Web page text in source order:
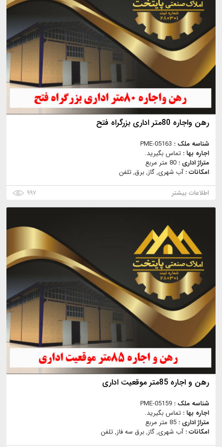
رهن واجاره 80متر اداری بزرگراه فتح
شناسه ملک : PME-05163
اجاره بها : تماس بگیرید.
متراژ اداری : 80 متر مربع
امکانات :آب شهری, گاز, برق, تلفن
اطلاعات بیشتر
۹۹۷
رهن و اجاره 85متر موقعیت اداری
شناسه ملک : PME-05159
اجاره بها : تماس بگیرید.
متراژ اداری : 85 متر مربع
امکانات :آب شهری, گاز, برق سه فاز, تلفن